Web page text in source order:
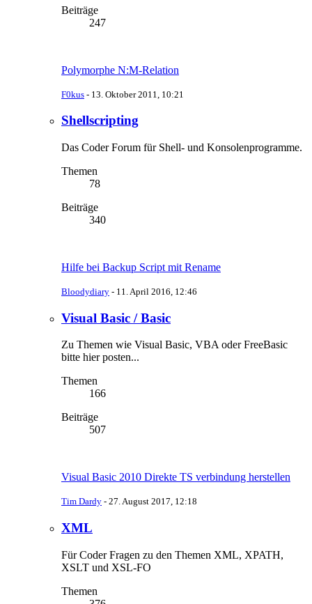
Beiträge
247
Polymorphe N:M-Relation
F0kus - 13. Oktober 2011, 10:21
Shellscripting
Das Coder Forum für Shell- und Konsolenprogramme.
Themen
78
Beiträge
340
Hilfe bei Backup Script mit Rename
Bloodydiary - 11. April 2016, 12:46
Visual Basic / Basic
Zu Themen wie Visual Basic, VBA oder FreeBasic
bitte hier posten...
Themen
166
Beiträge
507
Visual Basic 2010 Direkte TS verbindung herstellen
Tim Dardy - 27. August 2017, 12:18
XML
Für Coder Fragen zu den Themen XML, XPATH,
XSLT und XSL-FO
Themen